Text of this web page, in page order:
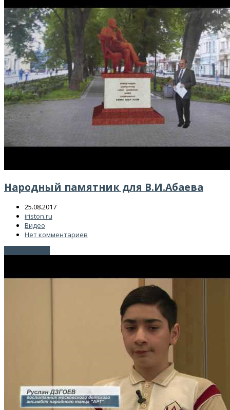
Народный памятник для В.И.Абаева
25.08.2017
iriston.ru
Видео
Нет комментариев